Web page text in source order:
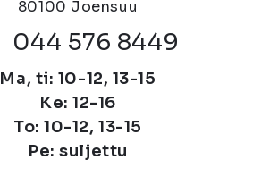
80100 Joensuu
Puhelinnumero
044 576 8449
Ma, ti: 10-12, 13-15
Ke: 12-16
To: 10-12, 13-15
Pe: suljettu